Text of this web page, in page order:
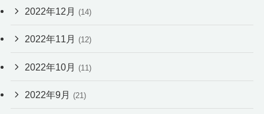
2022年12月 (14)
2022年11月 (12)
2022年10月 (11)
2022年9月 (21)